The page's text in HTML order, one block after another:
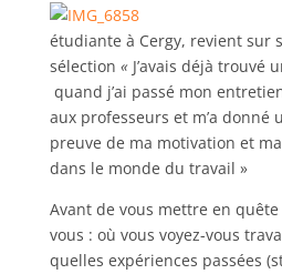
étudiante à Cergy, revient sur
sélection « J’avais déjà trouvé
quand j’ai passé mon
aux professeurs et m’a donné
preuve de ma motivation et
dans le monde du travail »
Avant de vous mettre en
vous : où vous voyez-vous
quelles expériences passées